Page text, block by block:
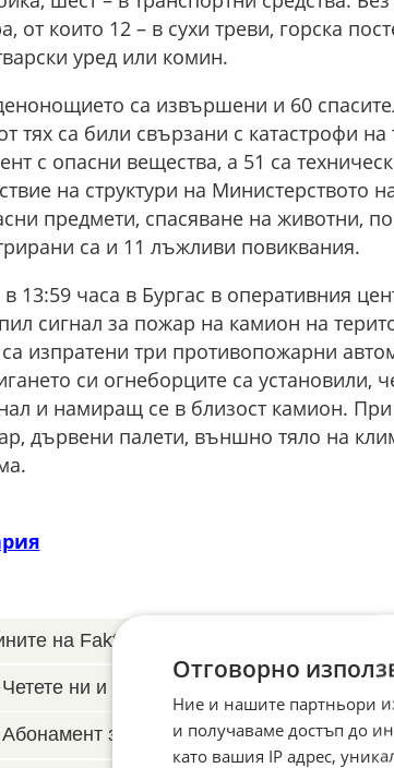
от които 12 – в сухи треви, горска
уред или комин.
са извършени и 60
тях са били свързани с катастрофи на
с опасни вещества, а 51 са
на структури на Министерството
предмети, спасяване на животни,
са и 11 лъжливи повиквания.
13:59 часа в Бургас в оперативния
сигнал за пожар на камион на
изпратени три противопожарни
си огнеборците са установили,
и намиращ се в близост камион.
дървени палети, външно тяло на
на Fakti.bg – във
Четете ни и в Google News Showcase
Абонамент за Факти.БГ в Google Alerts
Отговорно
Ние и нашите партньори
и получаваме достъп до
като вашия IP адрес,